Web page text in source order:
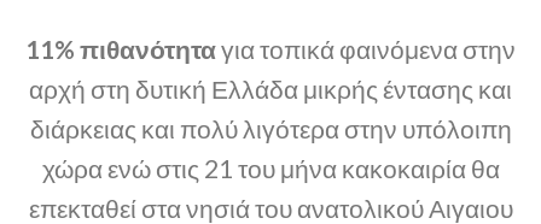
11% πιθανότηταγια τοπικά φαινόμενα στην
αρχή στη δυτική Ελλάδα μικρής έντασης και
διάρκειας και πολύ λιγότερα στην υπόλοιπη
χώρα ενώ στις 21 του μήνα κακοκαιρία θα
επεκταθεί στα νησιά του ανατολικού Αιγαιου